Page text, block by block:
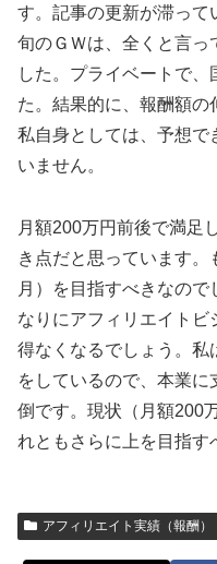
す。記事の更新が滞って
旬のＧＷは、全くと言っ
した。プライベートで
た。結果的に、報酬額の
私自身としては、予想で
いません。
月額200万円前後で満足
き点だと思っています
月）を目指すべきなの
なりにアフィリエイトビ
得なくなるでしょう。私
をしているので、本業
倒です。現状（月額200
れともさらに上を目指す
アフィリエイト実績（報酬）